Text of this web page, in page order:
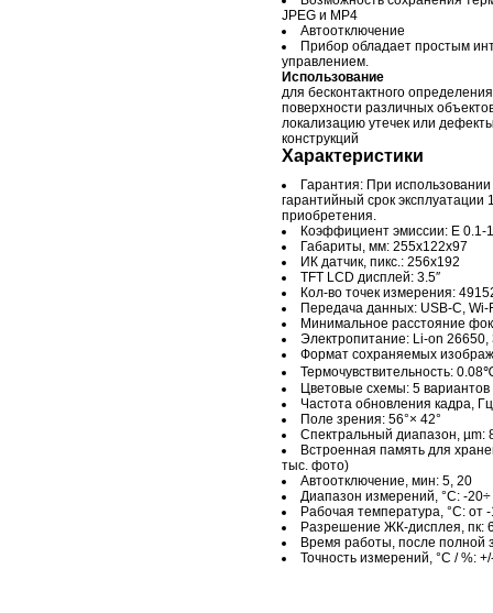
JPEG и MP4
Автоотключение
Прибор обладает простым
управлением.
Использование
для бесконтактного
поверхности различных
локализацию утечек или
конструкций
Характеристики
Гарантия: При
гарантийный срок
приобретения.
Коэффициент эмиссии: Е 0.1-
Габариты, мм: 255х122х97
ИК датчик, пикс.: 256х192
TFT LCD дисплей: 3.5″
Кол-во точек измерения:
Передача данных: USB-С, Wi-
Минимальное расстояние
Электропитание: Li-on
Формат сохраняемых
Термочувствительность:
Цветовые схемы: 5 вариантов
Частота обновления кадра,
Поле зрения: 56°× 42°
Спектральный диапазон, µm:
Встроенная память для
тыс. фото)
Автоотключение, мин: 5, 20
Диапазон измерений, °C: -
Рабочая температура, °C: от
Разрешение ЖК-дисплея, пк:
Время работы, после полной
Точность измерений, °C / %: